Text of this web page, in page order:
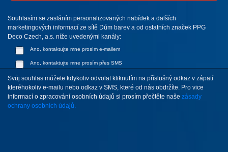
Souhlasím se zasláním personalizovaných nabídek a dalších
marketingových informací ze sítě Dům barev a od ostatních značek PPG
Deco Czech, a.s. níže uvedenými kanály:
Ano, kontaktujte mne prosím e-mailem
Ano, kontaktujte mne prosím přes SMS
Svůj souhlas můžete kdykoliv odvolat kliknutím na příslušný odkaz v zápatí
kteréhokoliv e-mailu nebo odkaz v SMS, které od nás obdržíte. Pro vice
informací o zpracování osobních údajů si prosím přečtěte naše zásady
ochrany osobních údajů.